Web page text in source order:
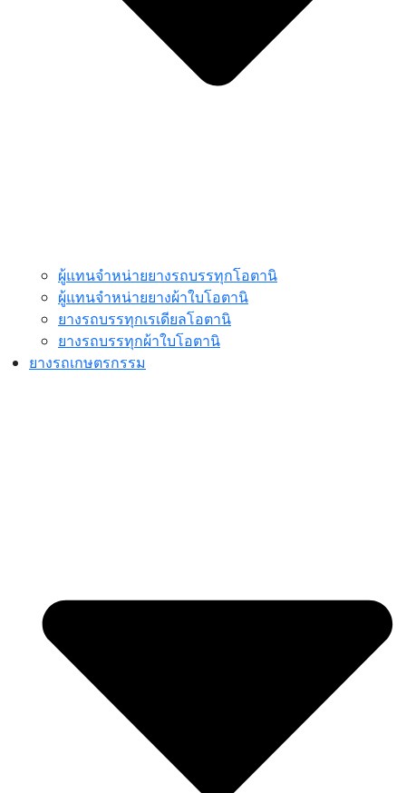
ผู้แทนจำหน่ายยางรถบรรทุกโอตานิ
ผู้แทนจำหน่ายยางผ้าใบโอตานิ
ยางรถบรรทุกเรเดียลโอตานิ
ยางรถบรรทุกผ้าใบโอตานิ
ยางรถเกษตรกรรม